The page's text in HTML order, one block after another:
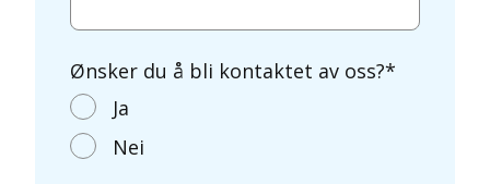
Ønsker du å bli kontaktet av oss?*
Ja
Nei